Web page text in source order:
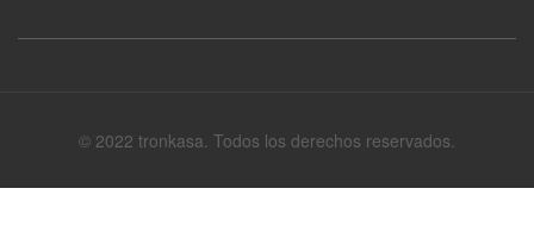
© 2022 tronkasa. Todos los derechos reservados.